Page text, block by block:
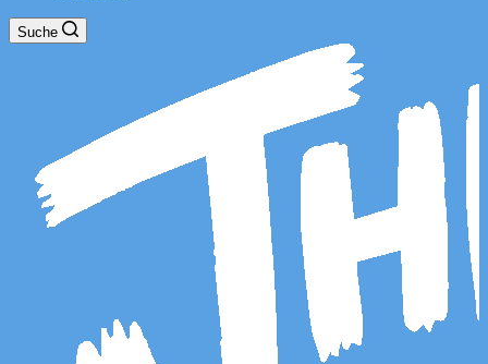
Suche